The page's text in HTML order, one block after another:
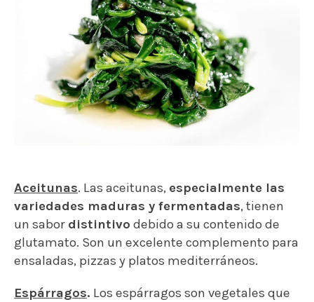
Aceitunas. Las aceitunas, especialmente las
variedades maduras y fermentadas, tienen
un sabor distintivo debido a su contenido de
glutamato. Son un excelente complemento para
ensaladas, pizzas y platos mediterráneos.
Espárragos. Los espárragos son vegetales que